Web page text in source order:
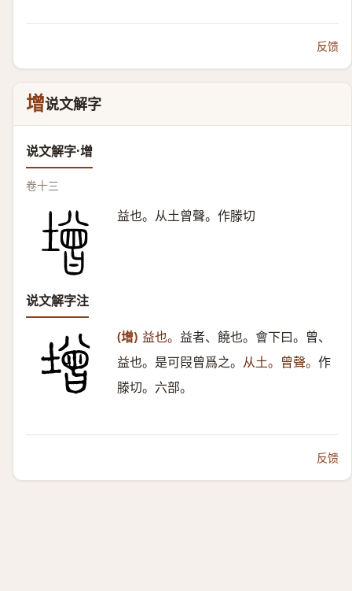
反馈
增说文解字
说文解字·增
卷十三
益也。从土曾聲。作滕切
说文解字注
(增) 益也。 益者、饒也。會下曰。曾、
益也。是可叚曾爲之。 从土。曾聲。 作
滕切。六部。
反馈